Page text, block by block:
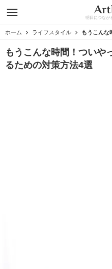
明日につなが
ホーム ライフスタイル
もうこんな時間！ついや
るための対策方法4選